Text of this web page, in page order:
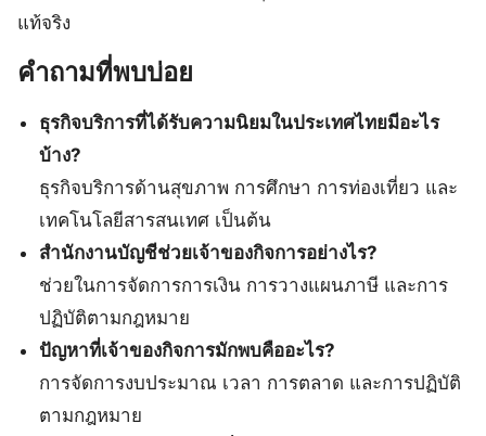
แท้จริง
คำถามที่พบบ่อย
ธุรกิจบริการที่ได้รับความนิยมในประเทศไทยมีอะไร
บ้าง?
ธุรกิจบริการด้านสุขภาพ การศึกษา การท่องเที่ยว และ
เทคโนโลยีสารสนเทศ เป็นต้น
สำนักงานบัญชีช่วยเจ้าของกิจการอย่างไร?
ช่วยในการจัดการการเงิน การวางแผนภาษี และการ
ปฏิบัติตามกฎหมาย
ปัญหาที่เจ้าของกิจการมักพบคืออะไร?
การจัดการงบประมาณ เวลา การตลาด และการปฏิบัติ
ตามกฎหมาย